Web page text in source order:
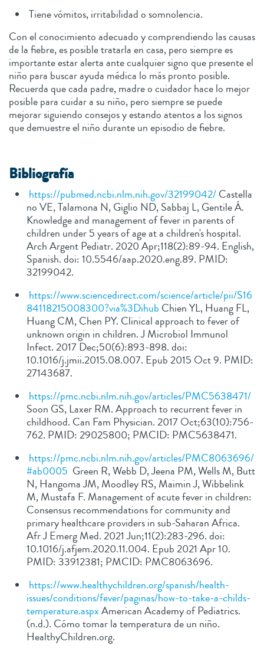
Tiene vómitos, irritabilidad o somnolencia.
Con el conocimiento adecuado y comprendiendo las causas
de la fiebre, es posible tratarla en casa, pero siempre es
importante estar alerta ante cualquier signo que presente el
niño para buscar ayuda médica lo más pronto posible.
Recuerda que cada padre, madre o cuidador hace lo mejor
posible para cuidar a su niño, pero siempre se puede
mejorar siguiendo consejos y estando atentos a los signos
que demuestre el niño durante un episodio de fiebre.
Bibliografía
https://pubmed.ncbi.nlm.nih.gov/32199042/Castella
no VE, Talamona N, Giglio ND, Sabbaj L, Gentile Á.
Knowledge and management of fever in parents of
children under 5 years of age at a children's hospital.
Arch Argent Pediatr. 2020 Apr;118(2):89-94. English,
Spanish. doi: 10.5546/aap.2020.eng.89. PMID:
32199042.
https://www.sciencedirect.com/science/article/pii/S16
84118215008300?via%3Dihub Chien YL, Huang FL,
Huang CM, Chen PY. Clinical approach to fever of
unknown origin in children. J Microbiol Immunol
Infect. 2017 Dec;50(6):893-898. doi:
10.1016/j.jmii.2015.08.007. Epub 2015 Oct 9. PMID:
27143687.
https://pmc.ncbi.nlm.nih.gov/articles/PMC5638471/
Soon GS, Laxer RM. Approach to recurrent fever in
childhood. Can Fam Physician. 2017 Oct;63(10):756-
762. PMID: 29025800; PMCID: PMC5638471.
https://pmc.ncbi.nlm.nih.gov/articles/PMC8063696/
#ab0005 Green R, Webb D, Jeena PM, Wells M, Butt
N, Hangoma JM, Moodley RS, Maimin J, Wibbelink
M, Mustafa F. Management of acute fever in children:
Consensus recommendations for community and
primary healthcare providers in sub-Saharan Africa.
Afr J Emerg Med. 2021 Jun;11(2):283-296. doi:
10.1016/j.afjem.2020.11.004. Epub 2021 Apr 10.
PMID: 33912381; PMCID: PMC8063696.
https://www.healthychildren.org/spanish/health-
issues/conditions/fever/paginas/how-to-take-a-childs-
temperature.aspxAmerican Academy of Pediatrics.
(n.d.). Cómo tomar la temperatura de un niño.
HealthyChildren.org.